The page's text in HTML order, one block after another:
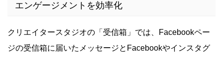
エンゲージメントを効率化
クリエイタースタジオの「受信箱」では、Facebookペー
ジの受信箱に届いたメッセージとFacebookやインスタグ